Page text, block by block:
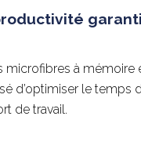
microfibres à
d’optimiser le temps
de travail.